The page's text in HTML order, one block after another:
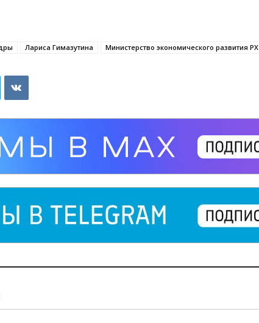
Лариса Гимазутина Министерство экономического развития РХ